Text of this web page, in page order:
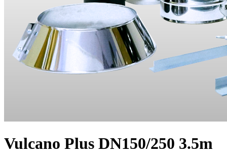
Vulcano Plus DN150/250 3.5m